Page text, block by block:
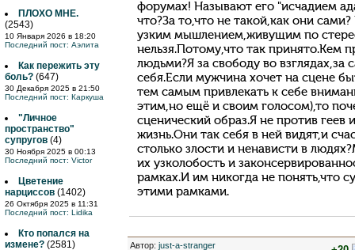
ПЛОХО МНЕ.
(2543)
10 Января 2026 в 18:20
Последний пост: Аэлита
Как пережить эту
боль? (647)
30 Декабря 2025 в 21:50
Последний пост: Каркуша
"Личное
пространство"
супругов (4)
30 Ноября 2025 в 00:13
Последний пост: Victor
Цветение
нарциссов (1402)
26 Октября 2025 в 11:31
Последний пост: Lidika
Кто попался на
измене? (2581)
форумах! Называют его "исчадием
что?За то,что не такой,как они
узким мышлением,живущим по
нельзя.Потому,что так принято.Кем
людьми?Я за свободу во взглядах,за
себя.Если мужчина хочет на сцене
тем самым привлекать к себе
этим,но ещё и своим голосом),то
сценический образ.Я не против геев
жизнь.Они так себя в ней видят,и
столько злости и ненависти в
их узколобость и
рамках.И им никогда не понять,что
этими рамками.
Автор: just-a-stranger